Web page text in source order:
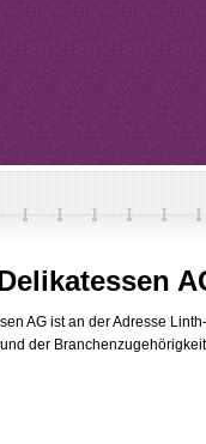
AG ist an der Adresse
der